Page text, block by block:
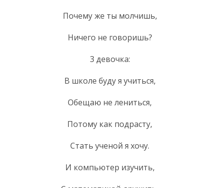
Почему же ты молчишь,
Ничего не говоришь?
3 девочка:
В школе буду я учиться,
Обещаю не лениться,
Потому как подрасту,
Стать ученой я хочу.
И компьютер изучить,